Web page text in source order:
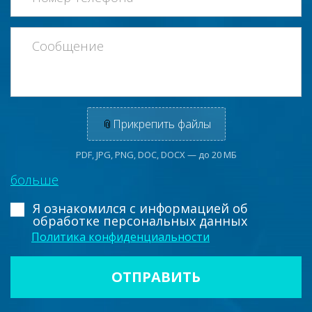
📎 Прикрепить файлы
PDF, JPG, PNG, DOC, DOCX — до 20 МБ
больше
Я ознакомился с информацией об
обработке персональных данных
Политика конфиденциальности